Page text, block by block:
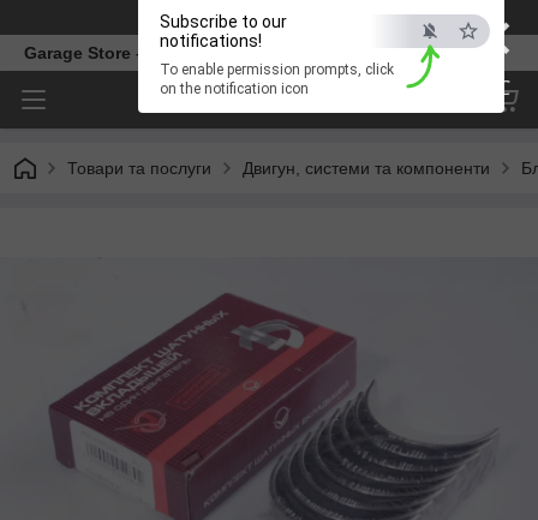
×
ESC
Subscribe to our
notifications!
To enable permission prompts, click
on the notification icon
Телефон
Garage Store – інтернет магазин автозапчастин.
Товари та послуги Двигун, системи та компоненти